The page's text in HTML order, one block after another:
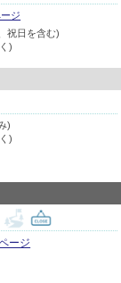
ジ
祝日を含む)
)
)
)
ージ